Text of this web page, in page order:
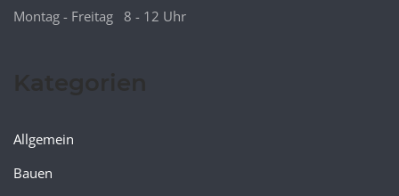
Montag - Freitag 8 - 12 Uhr
Allgemein
Bauen